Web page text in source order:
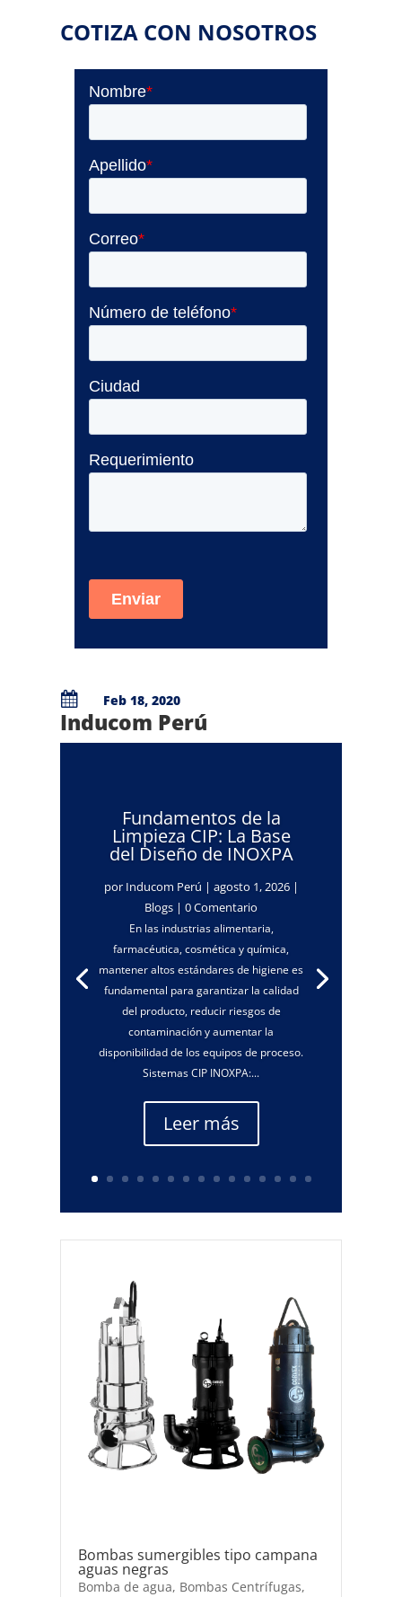
COTIZA CON NOSOTROS
 Feb 18, 2020
Inducom Perú
Fundamentos de la
Limpieza CIP: La Base
del Diseño de INOXPA
por Inducom Perú | agosto 1, 2026|
Blogs | 0 Comentario
En las industrias alimentaria,
farmacéutica, cosmética y química,
mantener altos estándares de higiene es
fundamental para garantizar la calidad
del producto, reducir riesgos de
contaminación y aumentar la
disponibilidad de los equipos de proceso.
Sistemas CIP INOXPA:...
Leer más
Bombas sumergibles tipo campana
aguas negras
Bomba de agua, Bombas Centrífugas,